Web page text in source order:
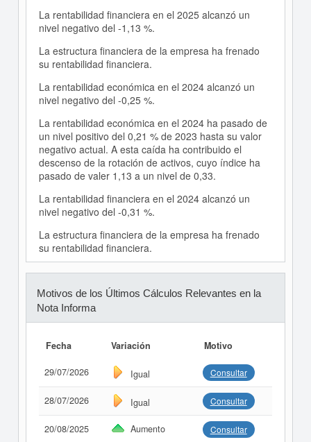
La rentabilidad financiera en el 2025 alcanzó un
nivel negativo del -1,13 %.
La estructura financiera de la empresa ha frenado
su rentabilidad financiera.
La rentabilidad económica en el 2024 alcanzó un
nivel negativo del -0,25 %.
La rentabilidad económica en el 2024 ha pasado de
un nivel positivo del 0,21 % de 2023 hasta su valor
negativo actual. A esta caída ha contribuido el
descenso de la rotación de activos, cuyo índice ha
pasado de valer 1,13 a un nivel de 0,33.
La rentabilidad financiera en el 2024 alcanzó un
nivel negativo del -0,31 %.
La estructura financiera de la empresa ha frenado
su rentabilidad financiera.
Motivos de los Últimos Cálculos Relevantes en la
Nota Informa
Fecha Variación Motivo
29/07/2026 Igual Consultar
28/07/2026 Igual Consultar
20/08/2025 Aumento Consultar